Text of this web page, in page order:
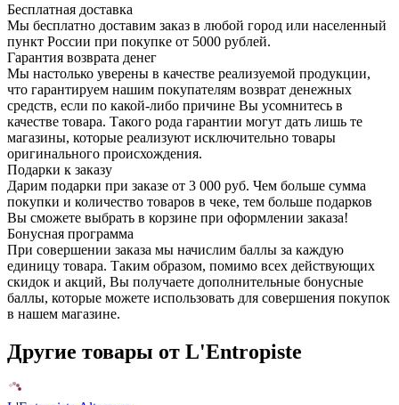
Бесплатная доставка
Мы бесплатно доставим заказ в любой город или населенный
пункт России при покупке от 5000 рублей.
Гарантия возврата денег
Мы настолько уверены в качестве реализуемой продукции,
что гарантируем нашим покупателям возврат денежных
средств, если по какой-либо причине Вы усомнитесь в
качестве товара. Такого рода гарантии могут дать лишь те
магазины, которые реализуют исключительно товары
оригинального происхождения.
Подарки к заказу
Дарим подарки при заказе от 3 000 руб. Чем больше сумма
покупки и количество товаров в чеке, тем больше подарков
Вы сможете выбрать в корзине при оформлении заказа!
Бонусная программа
При совершении заказа мы начислим баллы за каждую
единицу товара. Таким образом, помимо всех действующих
скидок и акций, Вы получаете дополнительные бонусные
баллы, которые можете использовать для совершения покупок
в нашем магазине.
Другие товары от L'Entropiste